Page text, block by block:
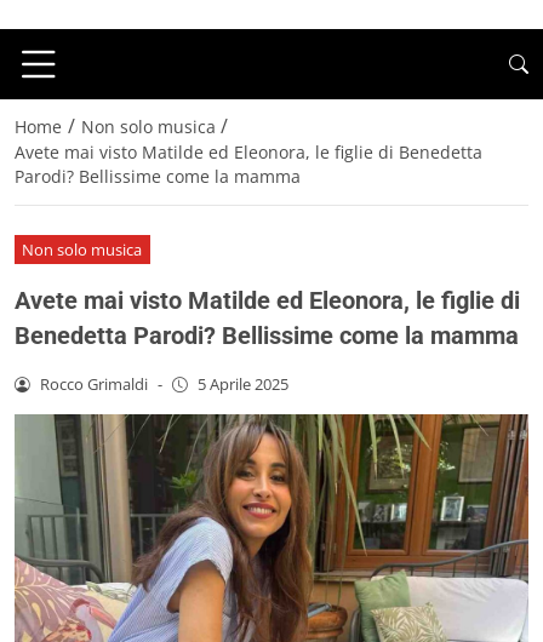
Home / Non solo musica /
Avete mai visto Matilde ed Eleonora, le figlie di Benedetta
Parodi? Bellissime come la mamma
Non solo musica
Avete mai visto Matilde ed Eleonora, le figlie di
Benedetta Parodi? Bellissime come la mamma
Rocco Grimaldi - 5 Aprile 2025